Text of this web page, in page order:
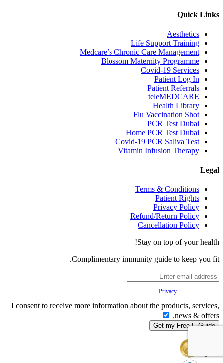
Quick Links
Aesthetics
Life Support Training
Medcare’s Chronic Care Management
Blossom Maternity Programme
Covid-19 Services
Patient Log In
Patient Referrals
teleMEDCARE
Health Library
Flu Vaccination Shot
PCR Test Dubai
Home PCR Test Dubai
Covid-19 PCR Saliva Test
Vitamin Infusion Therapy
Legal
Terms & Conditions
Patient Rights
Privacy Policy
Refund/Return Policy
Cancellation Policy
Stay on top of your health!
Complimentary immunity guide to keep you fit.
Privacy
I consent to receive more information about the products, services,
news & offers.